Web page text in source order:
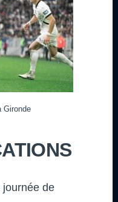
Gironde
journée de